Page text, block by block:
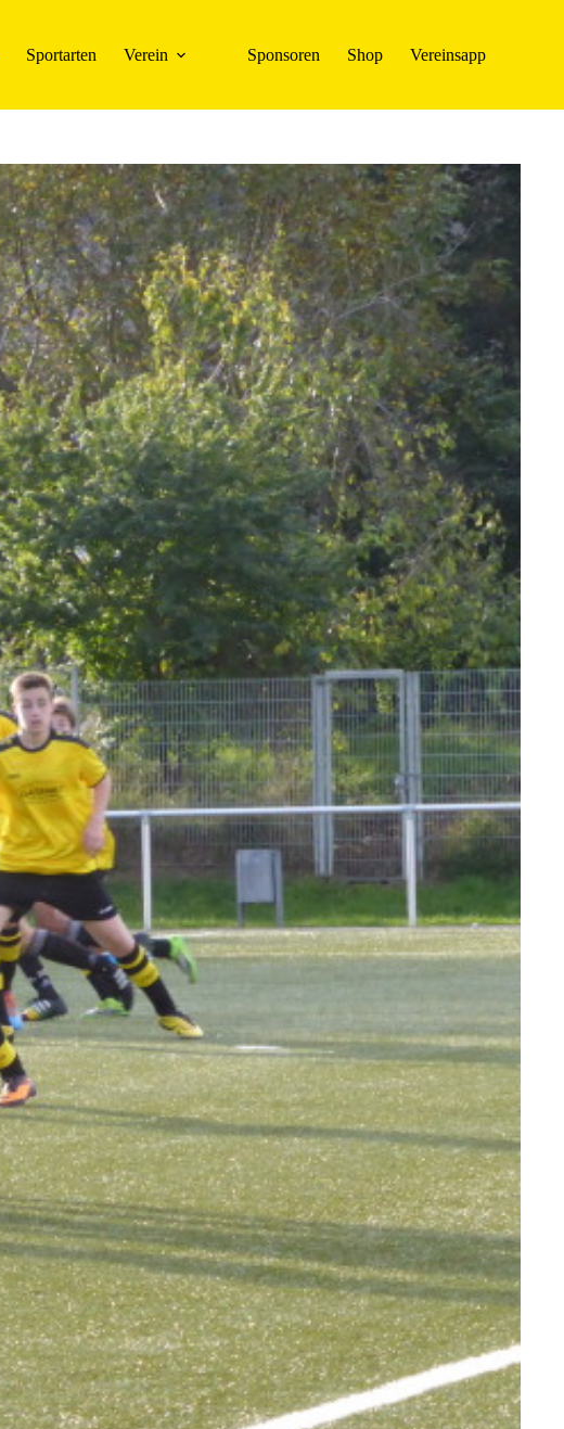
Sportarten Verein Sponsoren Shop Vereinsapp